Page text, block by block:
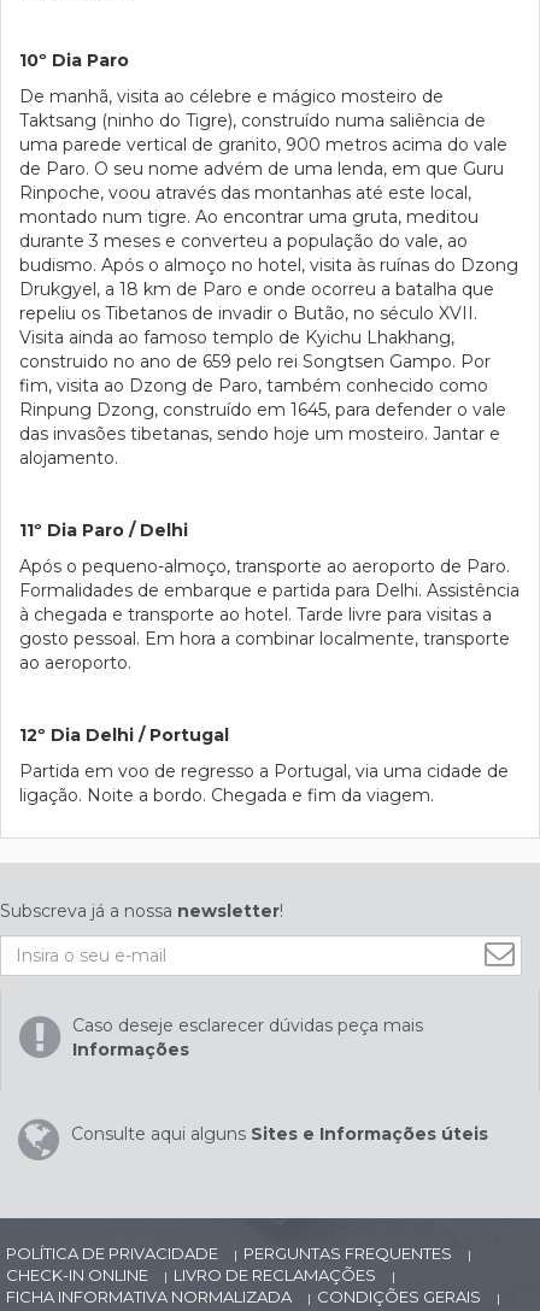
10º Dia Paro
De manhã, visita ao célebre e mágico mosteiro de
Taktsang (ninho do Tigre), construído numa saliência de
uma parede vertical de granito, 900 metros acima do vale
de Paro. O seu nome advém de uma lenda, em que Guru
Rinpoche, voou através das montanhas até este local,
montado num tigre. Ao encontrar uma gruta, meditou
durante 3 meses e converteu a população do vale, ao
budismo. Após o almoço no hotel, visita às ruínas do Dzong
Drukgyel, a 18 km de Paro e onde ocorreu a batalha que
repeliu os Tibetanos de invadir o Butão, no século XVII.
Visita ainda ao famoso templo de Kyichu Lhakhang,
construido no ano de 659 pelo rei Songtsen Gampo. Por
fim, visita ao Dzong de Paro, também conhecido como
Rinpung Dzong, construído em 1645, para defender o vale
das invasões tibetanas, sendo hoje um mosteiro. Jantar e
alojamento.
11º Dia Paro / Delhi
Após o pequeno-almoço, transporte ao aeroporto de Paro.
Formalidades de embarque e partida para Delhi. Assistência
à chegada e transporte ao hotel. Tarde livre para visitas a
gosto pessoal. Em hora a combinar localmente, transporte
ao aeroporto.
12º Dia Delhi / Portugal
Partida em voo de regresso a Portugal, via uma cidade de
ligação. Noite a bordo. Chegada e fim da viagem.
Subscreva já a nossa newsletter!
Caso deseje esclarecer dúvidas peça mais
Informações
Consulte aqui alguns Sites e Informações úteis
POLÍTICA DE PRIVACIDADE | PERGUNTAS FREQUENTES |
CHECK-IN ONLINE | LIVRO DE RECLAMAÇÕES |
FICHA INFORMATIVA NORMALIZADA | CONDIÇÕES GERAIS |